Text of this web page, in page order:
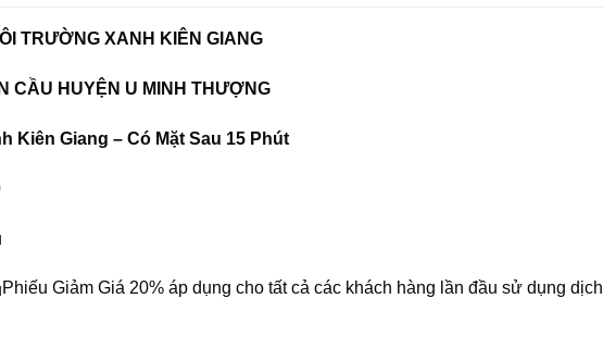
TRƯỜNG XANH KIÊN GIANG
CẦU HUYỆN U MINH THƯỢNG
Kiên Giang – Có Mặt Sau 15 Phút
Phiếu Giảm Giá 20% áp dụng cho tất cả các khách hàng lần đầu sử dụng dịch